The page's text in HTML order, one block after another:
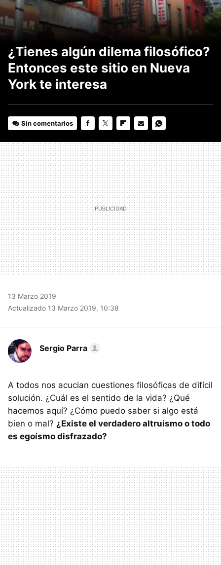
¿Tienes algún dilema filosófico?
Entonces este sitio en Nueva
York te interesa
Sin comentarios
MAIL
13 Marzo 2019
Actualizado 13 Marzo 2019, 10:38
Sergio Parra
A todos nos acucian cuestiones filosóficas de difícil
solución. ¿Cuál es el sentido de la vida? ¿Qué
hacemos aquí? ¿Cómo puedo saber si algo está
bien o mal? ¿Existe el verdadero altruismo o todo
es egoísmo disfrazado?